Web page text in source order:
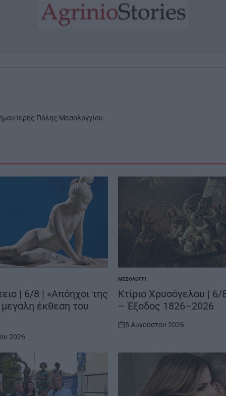
Ιερής Πόλης Μεσολογγίου
| 6/8 | «Απόηχοι της
έκθεση του
2026
POSTED
IN
ΜΕΣΟΛΌΓΓΙ
Κτίριο Χρυσόγελου | 6/
– Έξοδος 1826–2026
on
5 Αυγούστου 2026